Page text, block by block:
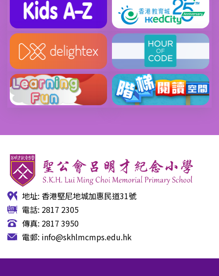
地址: 香港堅尼地城加惠民道31號
電話: 2817 2305
傳真: 2817 3950
電郵: info@skhlmcmps.edu.hk